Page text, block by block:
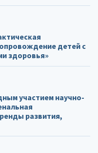
детей с
здоровья»
участием научно-
развития,